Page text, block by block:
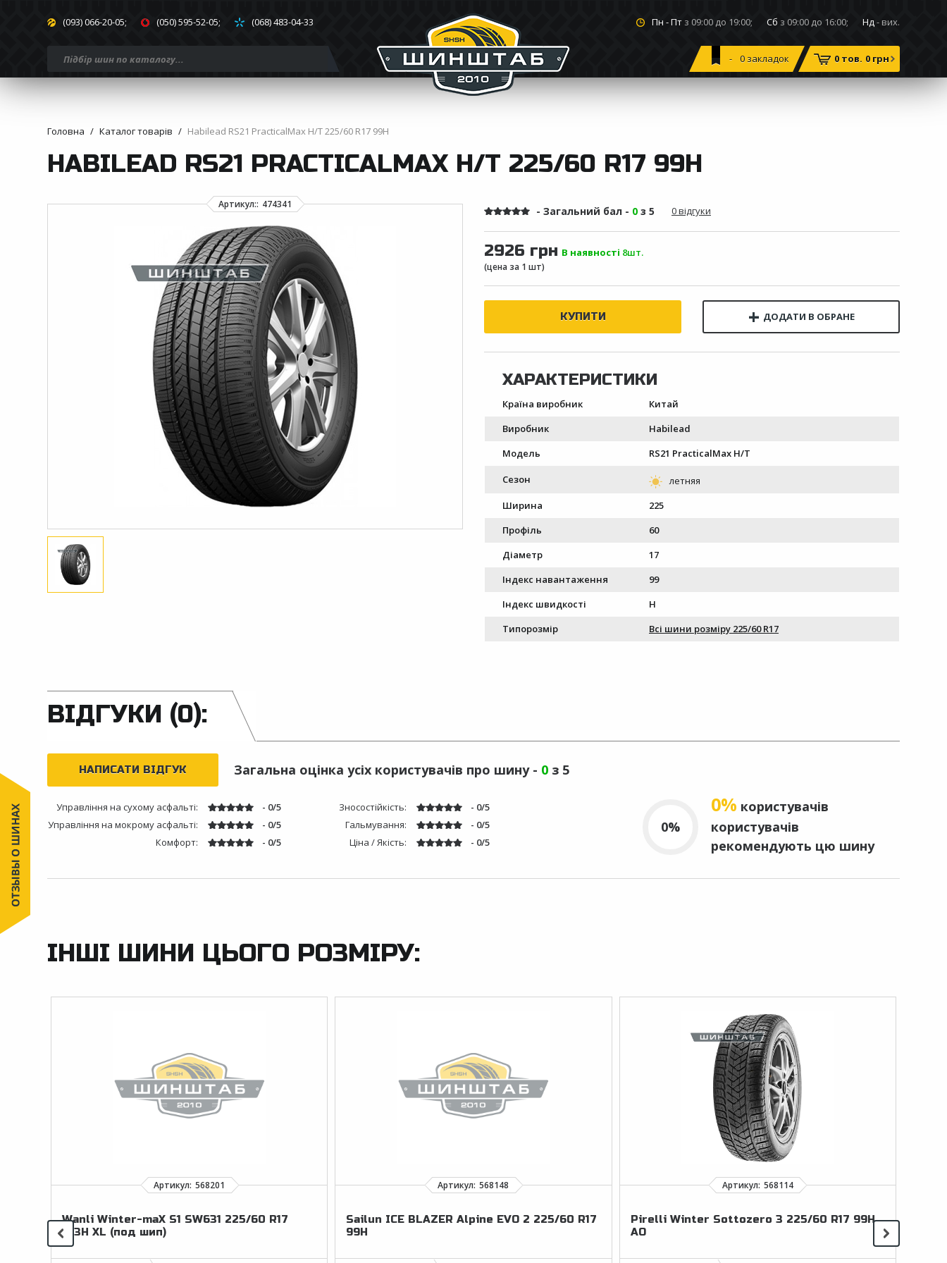
(093) 066-20-05; (050) 595-52-05; (068) 483-04-33 Пн - Пт з 09:00 до 19:00; Сб з 09:00 до 16:00; Нд- вих.
0закладок 0 тов. 0 грн
Головна Каталог товарів Habilead RS21 PracticalMax H/T 225/60 R17 99H
HABILEAD RS21 PRACTICALMAX H/T 225/60 R17 99H
- Загальний бал - 0 з 5 0 відгуки
2926 грн В наявності 8шт.
Країна виробник
Китай
Виробник
Habilead
Модель
RS21 PracticalMax H/T
Сезон
Ширина
225
Профіль
60
Діаметр
17
Індекс навантаження
99
Індекс швидкості
H
Типорозмір
Всі шини розміру 225/60 R17
ВІДГУКИ (0):
НАПИСАТИ ВІДГУК Загальна оцінка усіх користувачів про шину - 0 з 5
Управління на сухому асфальті:
- 0/5
Управління на мокрому асфальті:
- 0/5
Комфорт:
- 0/5
Зносостійкість:
- 0/5
Гальмування:
- 0/5
Ціна / Якість:
- 0/5
0%
0% користувачів
користувачів
рекомендують цю шину
ІНШІ ШИНИ ЦЬОГО РОЗМІРУ:
Wanli Winter-maX S1 SW631 225/60 R17
103H XL (под шип)
Sailun ICE BLAZER Alpine EVO 2 225/60 R17
99H
Pirelli Winter Sottozero 3 225/60 R17 99H
AO